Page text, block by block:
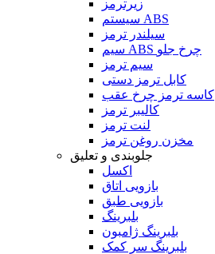
زیرترمز
سیستم ABS
سیلندر ترمز
سیم ABS چرخ جلو
سیم ترمز
کابل ترمز دستی
کاسه ترمز چرخ عقب
کالیبر ترمز
لنت ترمز
مخزن روغن ترمز
جلوبندی و تعلیق
اکسل
بازویی اتاق
بازویی طبق
بلبرینگ
بلبرینگ ژامبون
بلبرینگ سر کمک